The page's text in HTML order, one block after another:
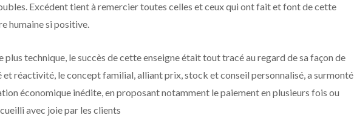
Excédent tient à remercier toutes celles et ceux qui ont fait et font de cette
humaine si positive.
plus technique, le succès de cette enseigne était tout tracé au regard de sa façon de
réactivité, le concept familial, alliant prix, stock et conseil personnalisé, a surmonté
économique inédite, en proposant notamment le paiement en plusieurs fois ou
avec joie par les clients